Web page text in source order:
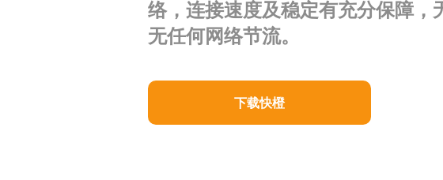
络，连接速度及稳定有充分保障，
无任何网络节流。
下载快橙